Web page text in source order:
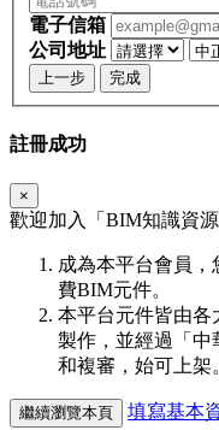
電子信箱
公司地址
上一步 完成
註冊成功
×
歡迎加入「 BIM知識資源
成為本平台會員
費BIM元件。
本平台元件皆由
製作，並經過「中
和複審，始可上架
繼續瀏覽本頁 填寫基本